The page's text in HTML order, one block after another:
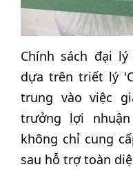
Chính sách đại
dựa trên triết lý
trung vào việc
trưởng lợi
không chỉ cung
sau hỗ trợ toàn